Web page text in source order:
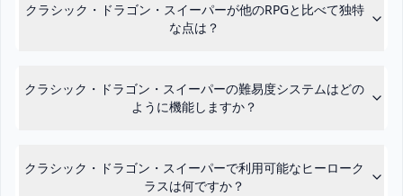
クラシック・ドラゴン・スイーパーが他のRPGと比べて独特
な点は？
クラシック・ドラゴン・スイーパーの難易度システムはどの
ように機能しますか？
クラシック・ドラゴン・スイーパーで利用可能なヒーローク
ラスは何ですか？